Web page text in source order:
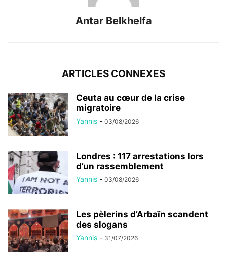
Antar Belkhelfa
ARTICLES CONNEXES
Ceuta au cœur de la crise
migratoire
Yannis - 03/08/2026
Londres : 117 arrestations lors
d’un rassemblement
Yannis - 03/08/2026
Les pèlerins d’Arbaïn scandent
des slogans
Yannis - 31/07/2026